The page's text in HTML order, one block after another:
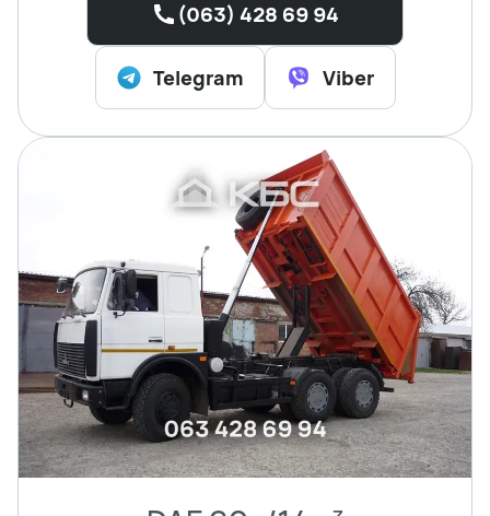
(063) 428 69 94
Telegram Viber